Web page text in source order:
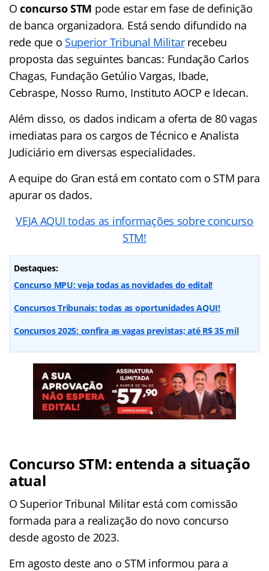
Oconcurso STM pode estar em fase de definição
de banca organizadora. Está sendo difundido na
rede que o Superior Tribunal Militarrecebeu
proposta das seguintes bancas: Fundação Carlos
Chagas, Fundação Getúlio Vargas, Ibade,
Cebraspe, Nosso Rumo, Instituto AOCP e Idecan.
Além disso, os dados indicam a oferta de 80 vagas
imediatas para os cargos de Técnico e Analista
Judiciário em diversas especialidades.
A equipe do Gran está em contato com o STM para
apurar os dados.
VEJA AQUI todas as informações sobre concurso
STM!
Destaques:
Concurso MPU: veja todas as novidades do edital!
Concursos Tribunais: todas as oportunidades AQUI!
Concursos 2025: confira as vagas previstas; até R$ 35 mil
Concurso STM: entenda a situação
atual
O Superior Tribunal Militar está com comissão
formada para a realização do novo concurso
desde agosto de 2023.
Em agosto deste ano o STM informou para a